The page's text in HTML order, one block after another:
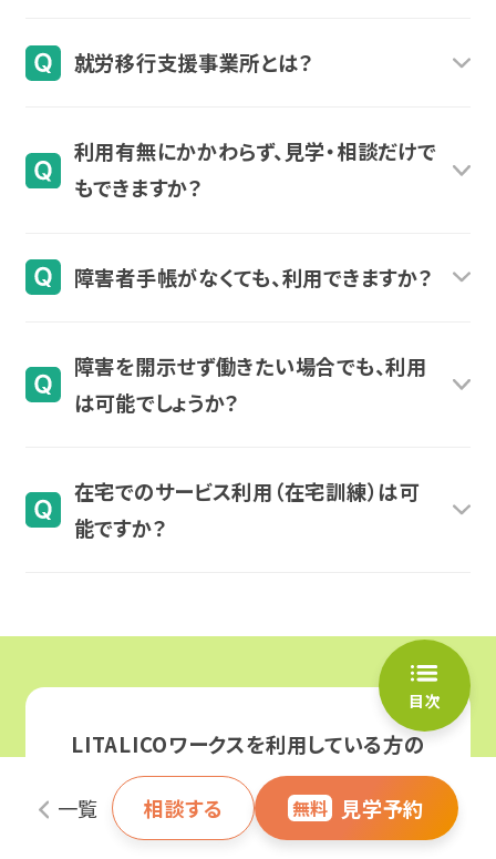
一覧 相談する 無料 見学予約
目次
就労移行支援事業所とは？
る、障害福祉サービスのひとつです。一般企業への
就職を目指す障害のある方（18歳～64歳）を対象
ートをおこないます。
はこちらをご覧ください。
[区分] 生活保護
[区分] 低所得
0円
[区分] 一般1
市町村民税課税世帯（所
得割16万円※2未満）
※入所施設利用者（20歳以上）、グ
9,300円
利用有無にかかわらず、見学・相談だけで
もできますか？
越しいただけます。
す。ご自身のペースでお話しください。当日お話しす
ることが難しい場合には、事業所の見学のみご案
障害者手帳がなくても、利用できますか？
就職に困難が認められる方は利用できる場合があ
ります。まずはお気軽にご相談ください。
障害を開示せず働きたい場合でも、利用
は可能でしょうか？
ます。私たちはどのような働き方が良いのか、その
方に合わせたサポートをおこないます。ぜひお気軽
在宅でのサービス利用（在宅訓練）は可
能ですか？
自治体ごとに「通所が困難な明確な理由がある
か」「在宅での訓練環境が整っているか」などの審
査基準が異なるため、すべての方が一律で在宅利
用できるわけではありません。まずはご希望の理由
をお伺いした上で、自治体への申請手続きなどを
一緒に確認させていただきます。
LITALICOワークスを利用している方の
99%が相談・見学 に来られています。